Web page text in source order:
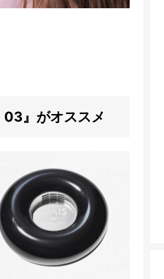
』がオススメ